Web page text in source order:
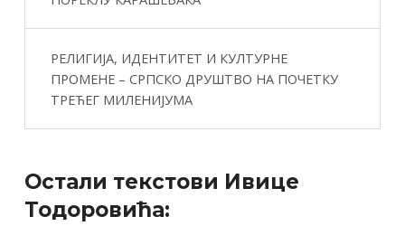
РЕЛИГИЈА, ИДЕНТИТЕТ И КУЛТУРНЕ
ПРОМЕНЕ – СРПСКО ДРУШТВО НА ПОЧЕТКУ
ТРЕЋЕГ МИЛЕНИЈУМА
Остали текстови Ивице
Тодоровића: